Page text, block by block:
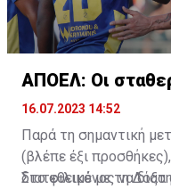
ΑΠΟΕΛ: Οι
16.07.2023 14:52
Παρά τη σημαντική
(βλέπε έξι
διατεθειμένος να
Στο φιλικό με τη Δόξα